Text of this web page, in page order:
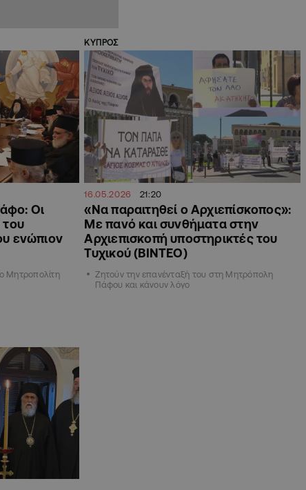
Οι
του
ενώπιον
Μητροπολίτη
ΚΥΠΡΟΣ
16.05.2026 21:20
«Να παραιτηθεί ο Αρχιεπίσκοπος»:
Με πανό και συνθήματα στην
Αρχιεπισκοπή υποστηρικτές του
Τυχικού (ΒΙΝΤΕΟ)
Ζητούν την επανένταξή του στη Μητρόπολη
Πάφου και κάνουν λόγο